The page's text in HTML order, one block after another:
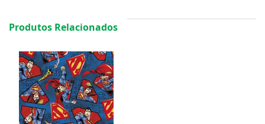
Produtos Relacionados